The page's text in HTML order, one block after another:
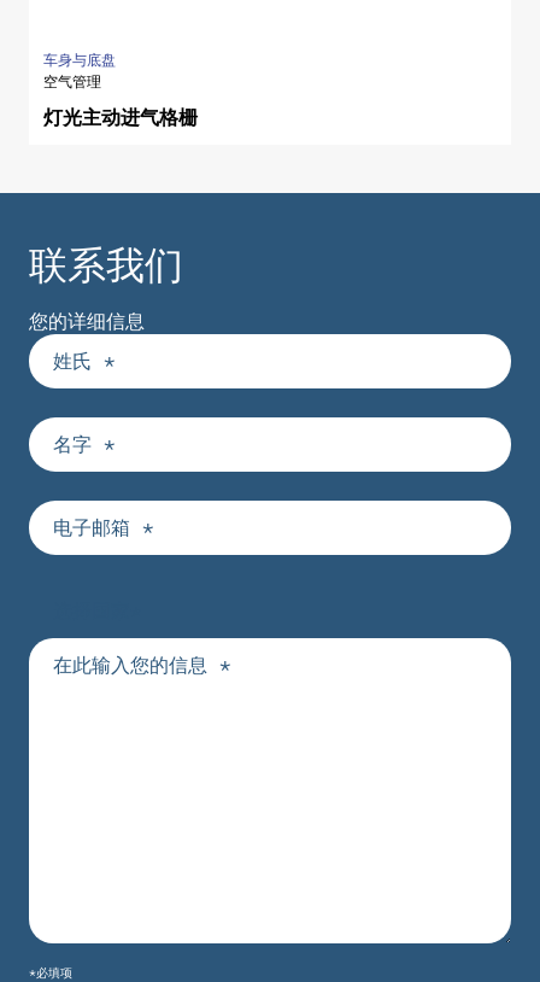
车身与底盘
空气管理
灯光主动进气格栅
联系我们
您的详细信息
*必填项